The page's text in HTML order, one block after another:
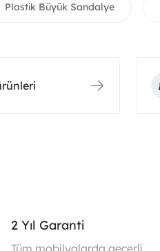
Plastik Büyük Sandalye
2 Yıl Garanti
Tüm mobilyalarda geçerli